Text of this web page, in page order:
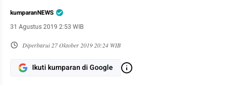
kumparanNEWS
31 Agustus 2019 2:53 WIB
Diperbarui27 Oktober 2019 20:24 WIB
Ikuti kumparan di Google